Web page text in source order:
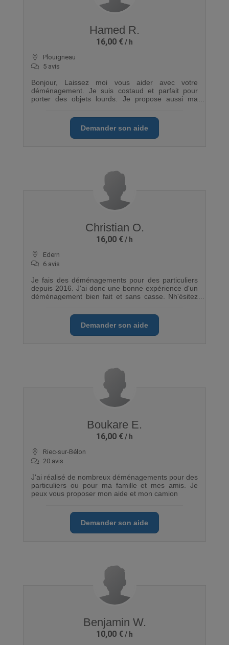
Hamed R.
16,00 €
Plouigneau
5 avis
Bonjour, Laissez moi vous aider avec votre
déménagement. Je suis costaud et parfait pour
porter des objets lourds. Je propose aussi ma
Demander son aide
Christian O.
16,00 €
Edern
6 avis
Je fais des déménagements pour des particuliers
depuis 2016. J'ai donc une bonne expérience d'un
déménagement bien fait et sans casse. Nh'ésitez
Demander son aide
Boukare E.
16,00 €
Riec-sur-Bélon
20 avis
J'ai réalisé de nombreux déménagements pour des
particuliers ou pour ma famille et mes amis. Je
peux vous proposer mon aide et mon camion
Demander son aide
Benjamin W.
10,00 €